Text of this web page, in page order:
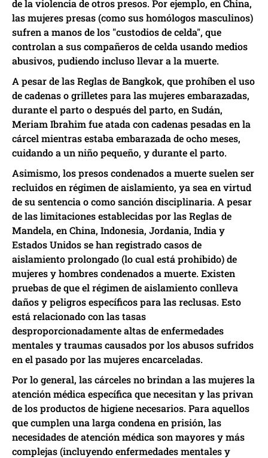
de la violencia de otros presos. Por ejemplo, en China,
las mujeres presas (como sus homólogos masculinos)
sufren a manos de los "custodios de celda", que
controlan a sus compañeros de celda usando medios
abusivos, pudiendo incluso llevar a la muerte.
A pesar de las Reglas de Bangkok, que prohíben el uso
de cadenas o grilletes para las mujeres embarazadas,
durante el parto o después del parto, en Sudán,
Meriam Ibrahim fue atada con cadenas pesadas en la
cárcel mientras estaba embarazada de ocho meses,
cuidando a un niño pequeño, y durante el parto.
Asimismo, los presos condenados a muerte suelen ser
recluidos en régimen de aislamiento, ya sea en virtud
de su sentencia o como sanción disciplinaria. A pesar
de las limitaciones establecidas por las Reglas de
Mandela, en China, Indonesia, Jordania, India y
Estados Unidos se han registrado casos de
aislamiento prolongado (lo cual está prohibido) de
mujeres y hombres condenados a muerte. Existen
pruebas de que el régimen de aislamiento conlleva
daños y peligros específicos para las reclusas. Esto
está relacionado con las tasas
desproporcionadamente altas de enfermedades
mentales y traumas causados por los abusos sufridos
en el pasado por las mujeres encarceladas.
Por lo general, las cárceles no brindan a las mujeres la
atención médica específica que necesitan y las privan
de los productos de higiene necesarios. Para aquellos
que cumplen una larga condena en prisión, las
necesidades de atención médica son mayores y más
complejas (incluyendo enfermedades mentales y